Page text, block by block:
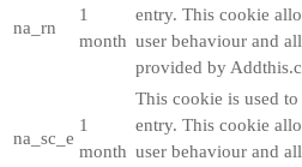
na_rn
1
month
entry. This cookie
user behaviour and
provided by
na_sc_e
1
month
This cookie is used
entry. This cookie
user behaviour and